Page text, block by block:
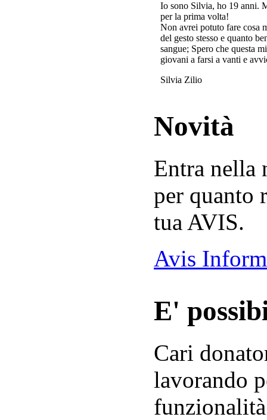
Io sono Silvia, ho 19 anni.
per la prima volta!
Non avrei potuto fare cosa
del gesto stesso e quanto
sangue; Spero che questa
giovani a farsi a vanti e
Silvia Zilio
Novità
Entra nella
per quanto
tua AVIS.
Avis
E'
Cari
lavorando